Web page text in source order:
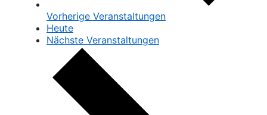
Vorherige Veranstaltungen
Heute
Nächste Veranstaltungen